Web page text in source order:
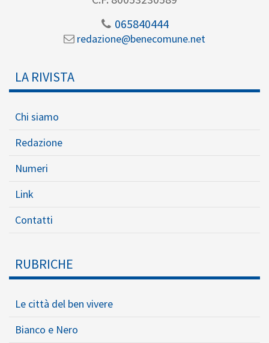
065840444
redazione@benecomune.net
LA RIVISTA
Chi siamo
Redazione
Numeri
Link
Contatti
RUBRICHE
Le città del ben vivere
Bianco e Nero